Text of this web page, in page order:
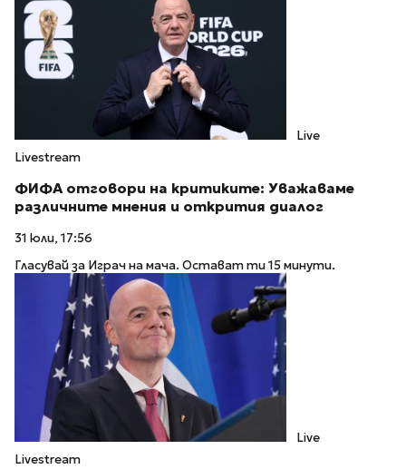
Live
Livestream
ФИФА отговори на критиките: Уважаваме
различните мнения и открития диалог
31 юли, 17:56
Гласувай за Играч на мача. Остават ти 15 минути.
Live
Livestream